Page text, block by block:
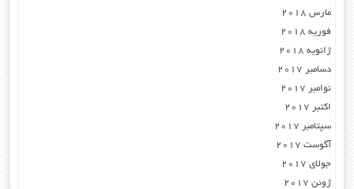
مارس 2018
فوریه 2018
ژانویه 2018
دسامبر 2017
نوامبر 2017
اکتبر 2017
سپتامبر 2017
آگوست 2017
جولای 2017
ژوئن 2017